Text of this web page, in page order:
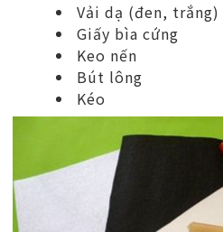
Vải dạ (đen, trắng)
Giấy bìa cứng
Keo nến
Bút lông
Kéo